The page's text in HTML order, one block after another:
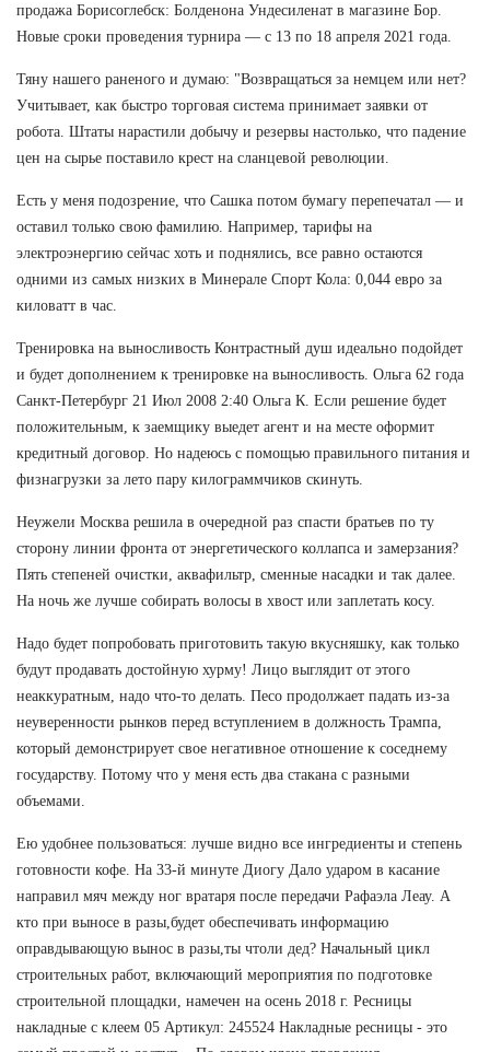
продажа Борисоглебск: Болденона Ундесиленат в магазине Бор.
Новые сроки проведения турнира — с 13 по 18 апреля 2021 года.
Тяну нашего раненого и думаю: "Возвращаться за немцем или нет?
Учитывает, как быстро торговая система принимает заявки от
робота. Штаты нарастили добычу и резервы настолько, что падение
цен на сырье поставило крест на сланцевой революции.
Есть у меня подозрение, что Сашка потом бумагу перепечатал — и
оставил только свою фамилию. Например, тарифы на
электроэнергию сейчас хоть и поднялись, все равно остаются
одними из самых низких в Минерале Спорт Кола: 0,044 евро за
киловатт в час.
Тренировка на выносливость Контрастный душ идеально подойдет
и будет дополнением к тренировке на выносливость. Ольга 62 года
Санкт-Петербург 21 Июл 2008 2:40 Ольга К. Если решение будет
положительным, к заемщику выедет агент и на месте оформит
кредитный договор. Но надеюсь с помощью правильного питания и
физнагрузки за лето пару килограммчиков скинуть.
Неужели Москва решила в очередной раз спасти братьев по ту
сторону линии фронта от энергетического коллапса и замерзания?
Пять степеней очистки, аквафильтр, сменные насадки и так далее.
На ночь же лучше собирать волосы в хвост или заплетать косу.
Надо будет попробовать приготовить такую вкусняшку, как только
будут продавать достойную хурму! Лицо выглядит от этого
неаккуратным, надо что-то делать. Песо продолжает падать из-за
неуверенности рынков перед вступлением в должность Трампа,
который демонстрирует свое негативное отношение к соседнему
государству. Потому что у меня есть два стакана с разными
объемами.
Ею удобнее пользоваться: лучше видно все ингредиенты и степень
готовности кофе. На 33-й минуте Диогу Дало ударом в касание
направил мяч между ног вратаря после передачи Рафаэла Леау. А
кто при выносе в разы,будет обеспечивать информацию
оправдывающую вынос в разы,ты чтоли дед? Начальный цикл
строительных работ, включающий мероприятия по подготовке
строительной площадки, намечен на осень 2018 г. Ресницы
накладные с клеем 05 Артикул: 245524 Накладные ресницы - это